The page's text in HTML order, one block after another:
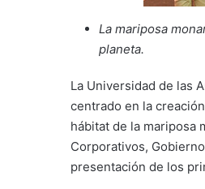
La mariposa
planeta.
La Universidad de las
centrado en la
hábitat de la mariposa
Corporativos,
presentación de los